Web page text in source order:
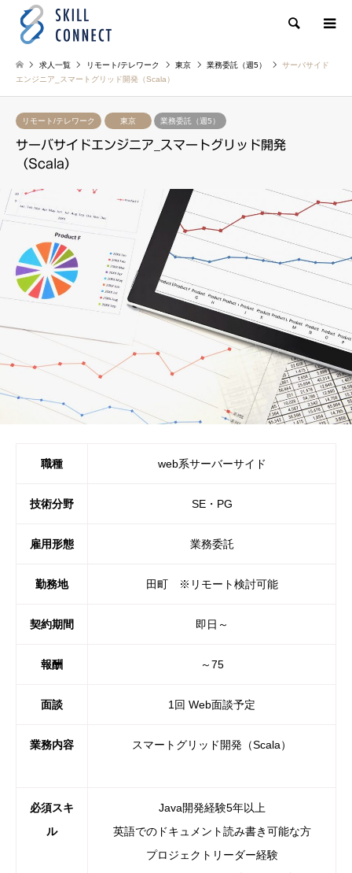
検索
求人一覧 リモート/テレワーク 東京 業務委託（週5）
サーバサイド
エンジニア_スマートグリッド開発（Scala）
リモート/テレワーク 東京 業務委託（週5）
サーバサイドエンジニア_スマートグリッド開発
（Scala）
職種 web系サーバーサイド
技術分野 SE・PG
雇用形態 業務委託
勤務地 田町 ※リモート検討可能
契約期間 即日～
報酬 ～75
面談 1回 Web面談予定
業務内容 スマートグリッド開発（Scala）
必須スキ
ル
Java開発経験5年以上
英語でのドキュメント読み書き可能な方
プロジェクトリーダー経験